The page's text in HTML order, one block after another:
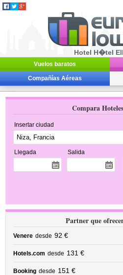
Hotel H�tel
Vuelos baratos
Compañías Aéreas
Compara
Insertar ciudad
Llegada Salida
Partner que
Venere desde 92 €
Hotels.com desde 131 €
Booking desde 151 €